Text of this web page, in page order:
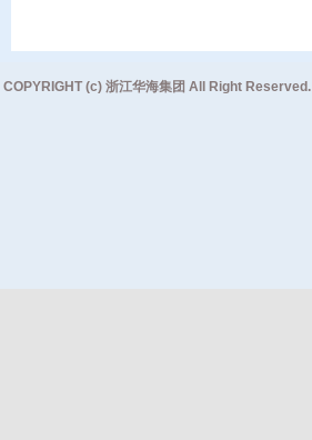
COPYRIGHT (c) 浙江华海集团 All Right Reserved.